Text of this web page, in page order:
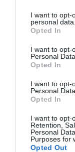
not limited to
grant or deny
use your data for
consent section.
I want to opt-
personal data.
Opted In
I want to opt-
Personal Data.
Opted In
I want to opt-
Personal
Opted In
I want to opt-
Retention,
Personal
Purposes for
Opted Out
στο Βέλγιο και
Βελγίου. Η
επιλέγοντας
μετρώντας 14
Παναθηναϊκού!